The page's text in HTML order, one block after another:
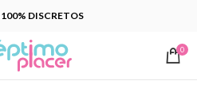
100% DISCRETOS
0